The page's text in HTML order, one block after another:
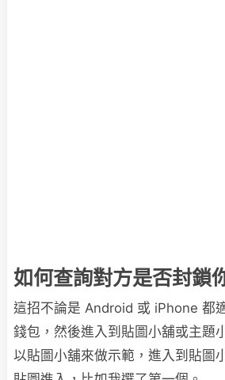
如何查詢對方是否封鎖
這招不論是 Android 或 iPhone 都
錢包，然後進入到貼圖小舖或主題
以貼圖小舖來做示範，進入到貼圖